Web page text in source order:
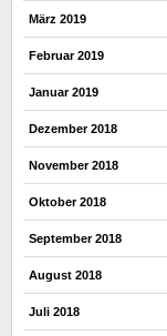
März 2019
Februar 2019
Januar 2019
Dezember 2018
November 2018
Oktober 2018
September 2018
August 2018
Juli 2018